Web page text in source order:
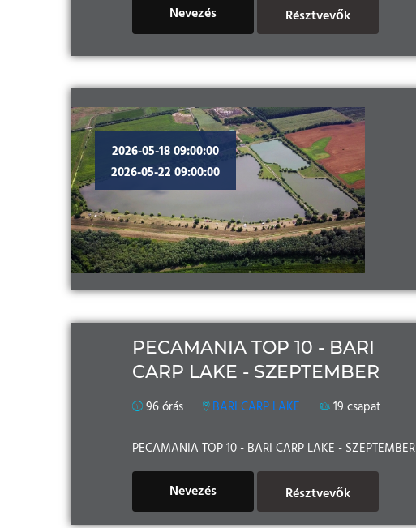
Nevezés Résztvevők
2026-05-18 09:00:00
2026-05-22 09:00:00
PECAMANIA TOP 10 - BARI
CARP LAKE - SZEPTEMBER
96 órás BARI CARP LAKE 19 csapat
PECAMANIA TOP 10 - BARI CARP LAKE - SZEPTEMBER
Nevezés Résztvevők